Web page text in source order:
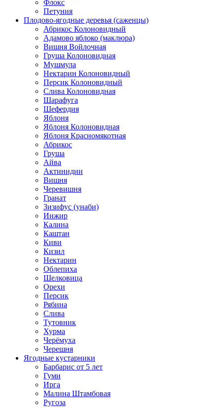
Флокс
Петуния
Плодово-ягодные деревья (саженцы)
Абрикос Колоновидный
Адамово яблоко (маклюра)
Вишня Войлочная
Груша Колоновидная
Мушмула
Нектарин Колоновидный
Персик Колоновидный
Слива Колоновидная
Шарафуга
Шефердия
Яблоня
Яблоня Колоновидная
Яблоня Красномякотная
Абрикос
Груша
Айва
Актинидии
Вишня
Черевишня
Гранат
Зизифус (унаби)
Инжир
Калина
Каштан
Киви
Кизил
Нектарин
Облепиха
Шелковица
Орехи
Персик
Рябина
Слива
Тутовник
Хурма
Черёмуха
Черешня
Ягодные кустарники
Барбарис от 5 лет
Гуми
Ирга
Малина Штамбовая
Ругоза